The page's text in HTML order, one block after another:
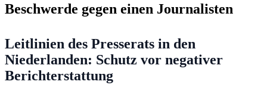
Beschwerde gegen einen Journalisten
Leitlinien des Presserats in den
Niederlanden: Schutz vor negativer
Berichterstattung